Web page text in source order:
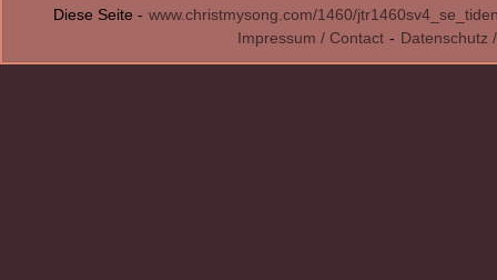
Diese Seite - www.christmysong.com/1460/
Impressum / Contact - Datenschutz